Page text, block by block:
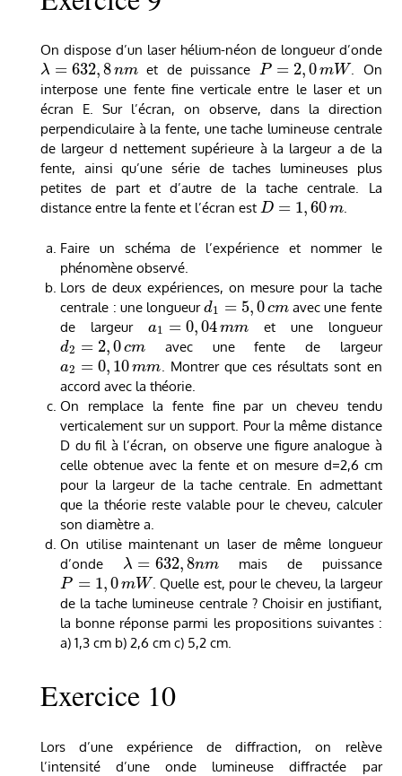
On dispose d’un laser hélium-néon de longueur d’onde
λ = 632,8nmet de puissance P = 2,0mW. On
interpose une fente fine verticale entre le laser et un
écran E. Sur l’écran, on observe, dans la direction
perpendiculaire à la fente, une tache lumineuse centrale
de largeur d nettement supérieure à la largeur a de la
fente, ainsi qu’une série de taches lumineuses plus
petites de part et d’autre de la tache centrale. La
distance entre la fente et l’écran est D = 1,60m.
Faire un schéma de l’expérience et nommer le
phénomène observé.
Lors de deux expériences, on mesure pour la tache
centrale : une longueurd1 = 5,0cm avec une fente
de largeur a1 = 0,04mm et une longueur
d2 = 2,0cm avec une fente de largeur
a2 = 0, 10 mm . Montrer que ces résultats sont en
accord avec la théorie.
On remplace la fente fine par un cheveu tendu
verticalement sur un support. Pour la même distance
D du fil à l’écran, on observe une figure analogue à
celle obtenue avec la fente et on mesure d=2,6 cm
pour la largeur de la tache centrale. En admettant
que la théorie reste valable pour le cheveu, calculer
son diamètre a.
On utilise maintenant un laser de même longueur
d’onde λ = 632,8nmmais de puissance
P = 1,0mW. Quelle est, pour le cheveu, la largeur
de la tache lumineuse centrale ? Choisir en justifiant,
la bonne réponse parmi les propositions suivantes :
a) 1,3 cm b) 2,6 cm c) 5,2 cm.
Exercice 10
Lors d’une expérience de diffraction, on relève
l’intensité d’une onde lumineuse diffractée par